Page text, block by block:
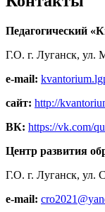
Педагогический
Г.О. г. Луганск, ул.
e-mail:
сайт: http://
ВК: https://vk.com/
Центр развития
Г.О. г. Луганск, ул.
e-mail: